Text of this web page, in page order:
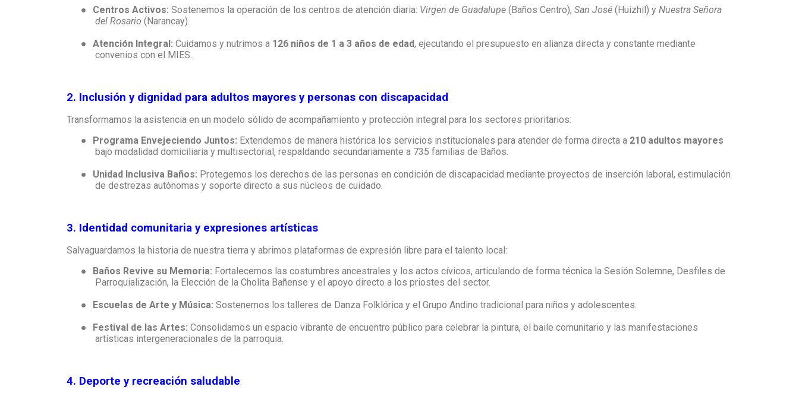
●
Centros Activos: Sostenemos la operación de los centros de atención diaria: Virgen de Guadalupe (Baños Centro), San José (Huizhil) y Nuestra Señora
del Rosario (Narancay).
●
Atención Integral: Cuidamos y nutrimos a 126 niños de 1 a 3 años de edad, ejecutando el presupuesto en alianza directa y constante mediante
convenios con el MIES.
2. Inclusión y dignidad para adultos mayores y personas con discapacidad
Transformamos la asistencia en un modelo sólido de acompañamiento y protección integral para los sectores prioritarios:
●
Programa Envejeciendo Juntos: Extendemos de manera histórica los servicios institucionales para atender de forma directa a 210 adultos mayores
bajo modalidad domiciliaria y multisectorial, respaldando secundariamente a 735 familias de Baños.
●
Unidad Inclusiva Baños: Protegemos los derechos de las personas en condición de discapacidad mediante proyectos de inserción laboral, estimulación
de destrezas autónomas y soporte directo a sus núcleos de cuidado.
3. Identidad comunitaria y expresiones artísticas
Salvaguardamos la historia de nuestra tierra y abrimos plataformas de expresión libre para el talento local:
●
Baños Revive su Memoria: Fortalecemos las costumbres ancestrales y los actos cívicos, articulando de forma técnica la Sesión Solemne, Desfiles de
Parroquialización, la Elección de la Cholita Bañense y el apoyo directo a los priostes del sector.
●
Escuelas de Arte y Música: Sostenemos los talleres de Danza Folklórica y el Grupo Andino tradicional para niños y adolescentes.
●
Festival de las Artes: Consolidamos un espacio vibrante de encuentro público para celebrar la pintura, el baile comunitario y las manifestaciones
artísticas intergeneracionales de la parroquia.
4. Deporte y recreación saludable